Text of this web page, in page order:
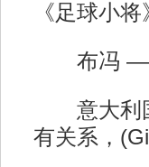
《足球小
布冯
意大利国
有关系，